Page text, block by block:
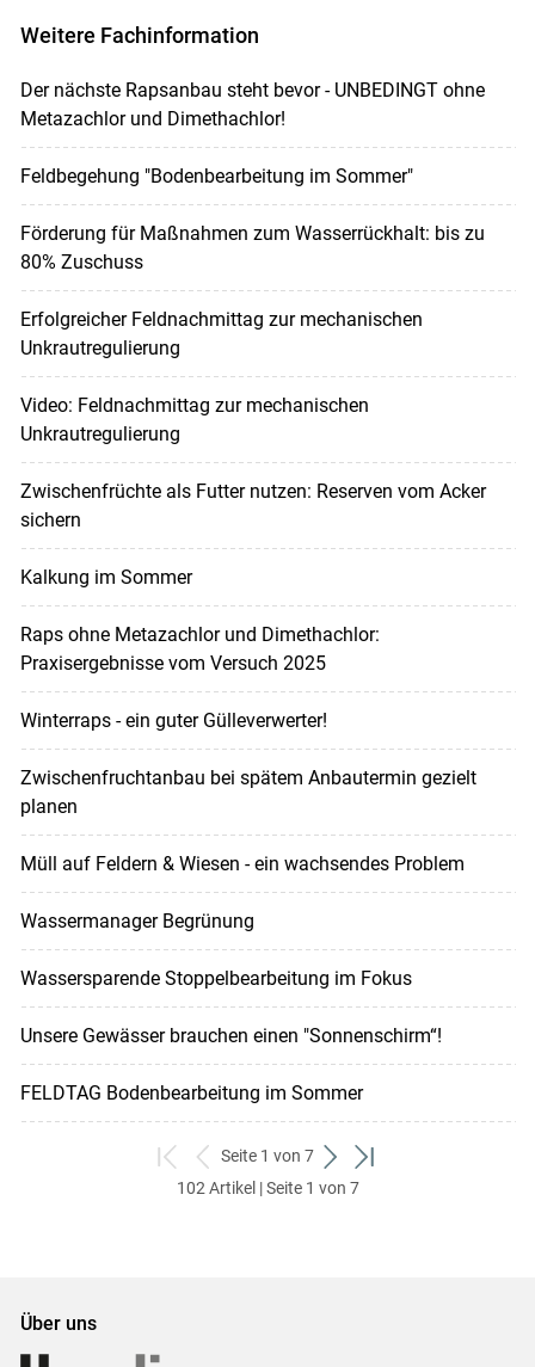
Weitere Fachinformation
Der nächste Rapsanbau steht bevor - UNBEDINGT ohne
Metazachlor und Dimethachlor!
Feldbegehung "Bodenbearbeitung im Sommer"
Förderung für Maßnahmen zum Wasserrückhalt: bis zu
80% Zuschuss
Erfolgreicher Feldnachmittag zur mechanischen
Unkrautregulierung
Video: Feldnachmittag zur mechanischen
Unkrautregulierung
Zwischenfrüchte als Futter nutzen: Reserven vom Acker
sichern
Kalkung im Sommer
Raps ohne Metazachlor und Dimethachlor:
Praxisergebnisse vom Versuch 2025
Winterraps - ein guter Gülleverwerter!
Zwischenfruchtanbau bei spätem Anbautermin gezielt
planen
Müll auf Feldern & Wiesen - ein wachsendes Problem
Wassermanager Begrünung
Wassersparende Stoppelbearbeitung im Fokus
Unsere Gewässer brauchen einen "Sonnenschirm“!
FELDTAG Bodenbearbeitung im Sommer
zum
ersten
zurück
zum
Seite 1 von 7
weiter
zum
zum
102 Artikel | Seite 1 von 7
Über uns